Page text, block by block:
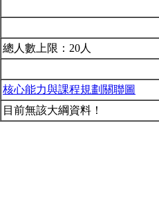
總人數上限：20人
核心能力與課程規劃關聯圖
目前無該大綱資料！